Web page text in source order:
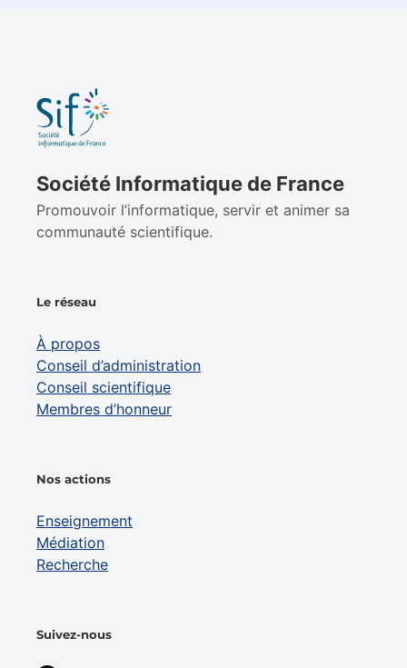
Société Informatique de France
Promouvoir l’informatique, servir et animer sa
communauté scientifique.
Le réseau
À propos
Conseil d’administration
Conseil scientifique
Membres d’honneur
Nos actions
Enseignement
Médiation
Recherche
Suivez-nous